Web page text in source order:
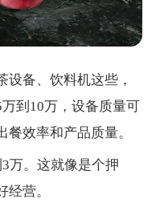
备、饮料机这些，
到10万，设备质量可
效率和产品质量。
。这就像是个押
营。